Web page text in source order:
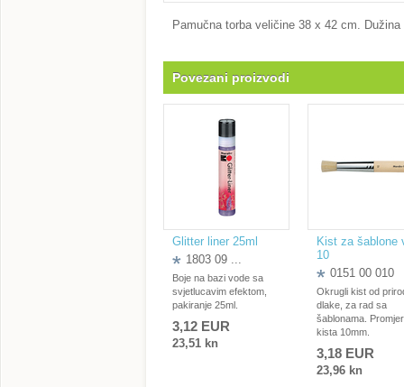
Pamučna torba veličine 38 x 42 cm.
Povezani proizvodi
Glitter liner 25ml
1803 09 ...
Boje na bazi vode sa
svjetlucavim efektom,
pakiranje 25ml.
3,12 EUR
23,51 kn
Kist za šablone
10
0151 00 010
Okrugli kist od
dlake, za rad sa
šablonama. Promjer
kista 10mm.
3,18 EUR
23,96 kn